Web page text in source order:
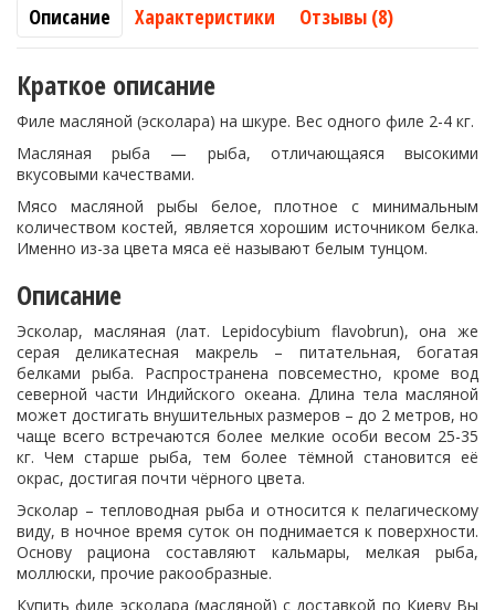
Описание
Характеристики Отзывы (8)
Краткое описание
Филе масляной (эсколара) на шкуре. Вес одного филе 2-4 кг.
Масляная рыба — рыба, отличающаяся высокими
вкусовыми качествами.
Мясо масляной рыбы белое, плотное с минимальным
количеством костей, является хорошим источником белка.
Именно из-за цвета мяса её называют белым тунцом.
Описание
Эсколар, масляная (лат. Lepidocybium flavobrun), она же
серая деликатесная макрель – питательная, богатая
белками рыба. Распространена повсеместно, кроме вод
северной части Индийского океана. Длина тела масляной
может достигать внушительных размеров – до 2 метров, но
чаще всего встречаются более мелкие особи весом 25-35
кг. Чем старше рыба, тем более тёмной становится её
окрас, достигая почти чёрного цвета.
Эсколар – тепловодная рыба и относится к пелагическому
виду, в ночное время суток он поднимается к поверхности.
Основу рациона составляют кальмары, мелкая рыба,
моллюски, прочие ракообразные.
Купить филе эсколара (масляной) с доставкой по Киеву Вы